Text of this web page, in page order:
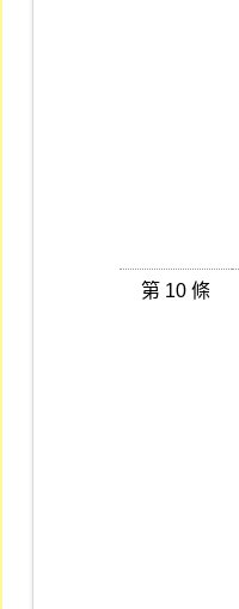
第 10 條